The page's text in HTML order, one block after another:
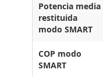
Potencia media
restituida
modo SMART
COP modo
SMART